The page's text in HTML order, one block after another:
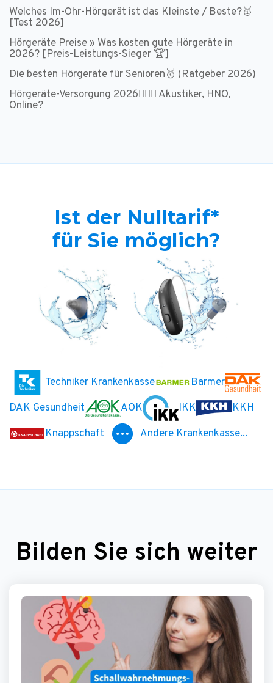
Welches Im-Ohr-Hörgerät ist das Kleinste / Beste?🥇
[Test 2026]
Hörgeräte Preise » Was kosten gute Hörgeräte in
2026? [Preis-Leistungs-Sieger 🏆]
Die besten Hörgeräte für Senioren🥇 (Ratgeber 2026)
Hörgeräte-Versorgung 2026👩🏻‍⚕️ Akustiker, HNO,
Online?
Ist der Nulltarif*
für Sie möglich?
Techniker Krankenkasse
Barmer
DAK Gesundheit
AOK IKK
KKH
Knappschaft
Andere Krankenkasse...
Bilden Sie sich weiter